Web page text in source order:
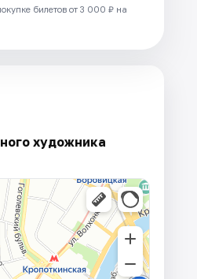
билетов от 3 000 ₽ на
художника